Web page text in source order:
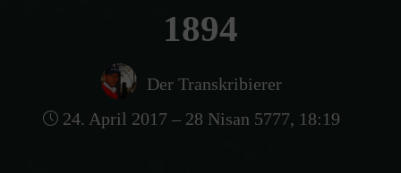
1894
Der Transkribierer
24. April 2017 – 28 Nisan 5777, 18:19